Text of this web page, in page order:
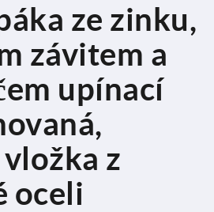
ze zinku,
závitem a
upínací
z
oceli